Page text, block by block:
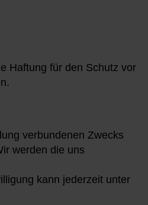
Haftung für den Schutz vor
verbundenen Zwecks
werden die uns
kann jederzeit unter